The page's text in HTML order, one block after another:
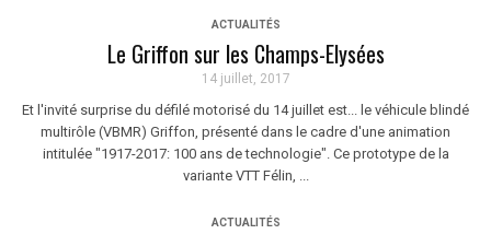
ACTUALITÉS
Le Griffon sur les Champs-Elysées
14 juillet, 2017
Et l'invité surprise du défilé motorisé du 14 juillet est... le véhicule blindé
multirôle (VBMR) Griffon, présenté dans le cadre d'une animation
intitulée "1917-2017: 100 ans de technologie". Ce prototype de la
variante VTT Félin, ...
ACTUALITÉS